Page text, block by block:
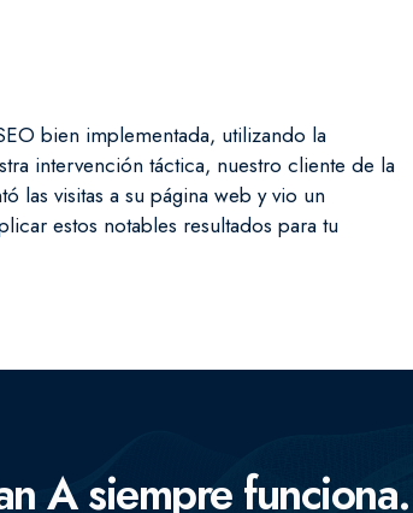
bien implementada, utilizando la
intervención táctica, nuestro cliente de la
las visitas a su página web y vio un
estos notables resultados para tu
A siempre funciona.